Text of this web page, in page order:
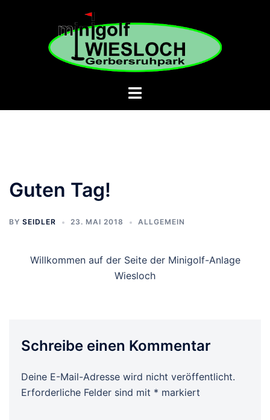
Guten Tag!
BY SEIDLER 23. MAI 2018 ALLGEMEIN
Willkommen auf der Seite der Minigolf-Anlage
Wiesloch
Schreibe einen Kommentar
Deine E-Mail-Adresse wird nicht veröffentlicht.
Erforderliche Felder sind mit * markiert